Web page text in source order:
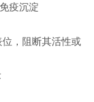
疫沉淀
位，阻断其活性或